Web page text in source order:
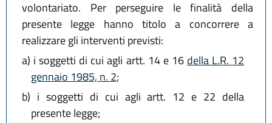
volontariato. Per perseguire le finalità della
presente legge hanno titolo a concorrere a
realizzare gli interventi previsti:
a) i soggetti di cui agli artt. 14 e 16 della L.R. 12
gennaio 1985, n. 2;
b) i soggetti di cui agli artt. 12 e 22 della
presente legge;